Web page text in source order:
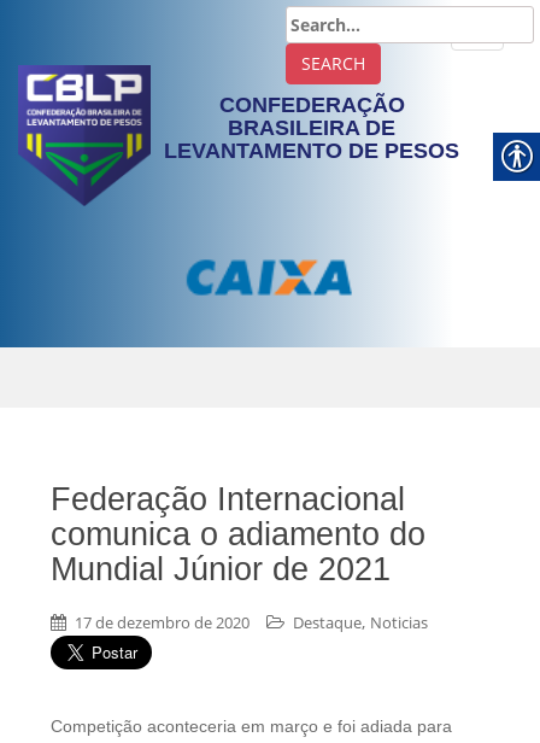
CONFEDERAÇÃO
BRASILEIRA DE
LEVANTAMENTO DE PESOS
Federação Internacional
comunica o adiamento do
Mundial Júnior de 2021
17 de dezembro de 2020 Destaque, Noticias
Competição aconteceria em março e foi adiada para